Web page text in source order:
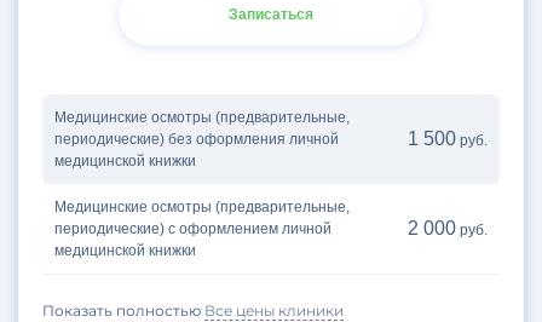
Записаться
Медицинские осмотры (предварительные,
периодические) без оформления личной
медицинской книжки
1 500 руб.
Медицинские осмотры (предварительные,
периодические) с оформлением личной
медицинской книжки
2 000 руб.
Показать полностью Все цены клиники